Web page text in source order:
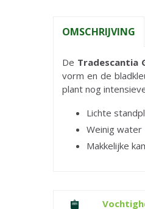
OMSCHRIJVING
De Tradescantia
vorm en de
plant nog
Lichte
Weinig water
Makkelijke